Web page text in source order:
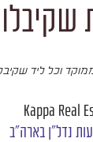
וכל ליד
Kappa Real
נדל"ן בארה"ב